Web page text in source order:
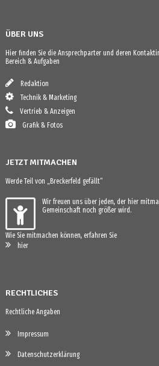
ÜBER UNS
Hier finden Sie die Ansprechparter und deren
Bereich & Aufgaben
Redaktion
Technik & Marketing
Vertrieb & Anzeigen
Grafik & Fotos
JETZT MITMACHEN
Werde Teil von „Breckerfeld gefällt“
Wir freuen uns über jeden, der hier
Gemeinschaft noch größer wird.
Wie Sie mitmachen können, erfahren Sie
hier
RECHTLICHES
Rechtliche Angaben
Impressum
Datenschutzerklärung